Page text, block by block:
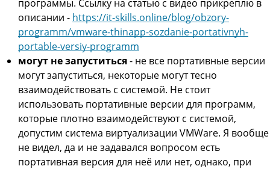
программы. Ссылку на статью с видео прикреплю в
описании - https://it-skills.online/blog/obzory-
programm/vmware-thinapp-sozdanie-portativnyh-
portable-versiy-programm
могут не запуститься- не все портативные версии
могут запуститься, некоторые могут тесно
взаимодействовать с системой. Не стоит
использовать портативные версии для программ,
которые плотно взаимодействуют с системой,
допустим система виртуализации VMWare. Я вообще
не видел, да и не задавался вопросом есть
портативная версия для неё или нет, однако, при